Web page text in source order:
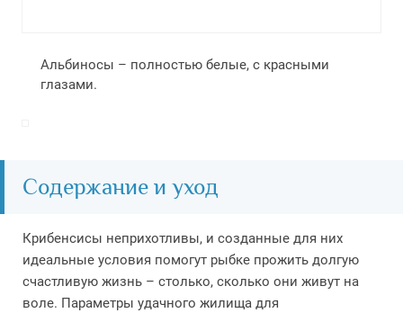
Альбиносы – полностью белые, с красными
глазами.
Содержание и уход
Крибенсисы неприхотливы, и созданные для них
идеальные условия помогут рыбке прожить долгую
счастливую жизнь – столько, сколько они живут на
воле. Параметры удачного жилища для